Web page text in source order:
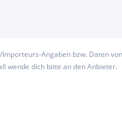
Angaben bzw. Daten von
wende dich bitte an den Anbieter.